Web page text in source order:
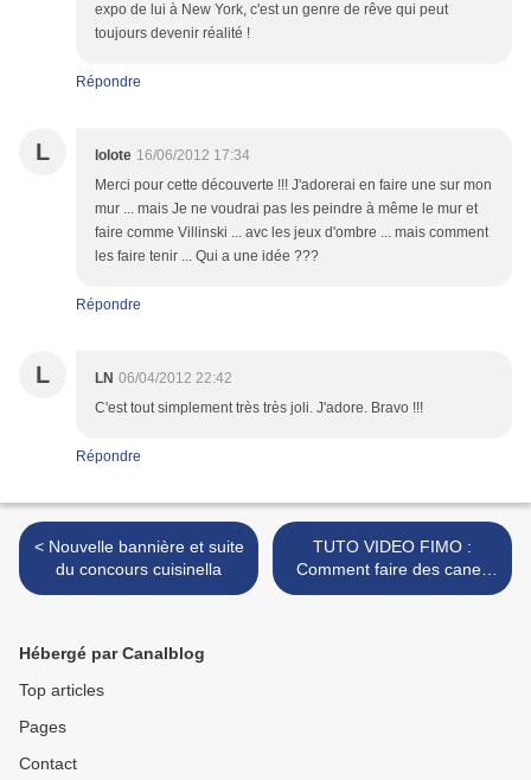
expo de lui à New York, c'est un genre de rêve qui peut
toujours devenir réalité !
Répondre
L lolote 16/06/2012 17:34
Merci pour cette découverte !!! J'adorerai en faire une sur mon
mur ... mais Je ne voudrai pas les peindre à même le mur et
faire comme Villinski ... avc les jeux d'ombre ... mais comment
les faire tenir ... Qui a une idée ???
Répondre
L LN 06/04/2012 22:42
C'est tout simplement très très joli. J'adore. Bravo !!!
Répondre
< Nouvelle bannière et suite
du concours cuisinella
TUTO VIDEO FIMO :
Comment faire des canes
diverses et variées en 5
Hébergé par Canalblog
Top articles
Pages
Contact